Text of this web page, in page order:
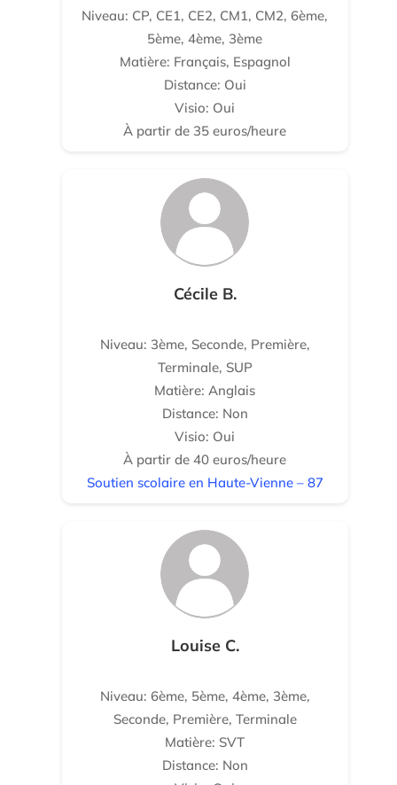
Niveau: CP, CE1, CE2, CM1, CM2, 6ème,
5ème, 4ème, 3ème
Matière: Français, Espagnol
Distance: Oui
Visio: Oui
À partir de 35 euros/heure
Cécile B.
Niveau: 3ème, Seconde, Première,
Terminale, SUP
Matière: Anglais
Distance: Non
Visio: Oui
À partir de 40 euros/heure
Soutien scolaire en Haute-Vienne – 87
Louise C.
Niveau: 6ème, 5ème, 4ème, 3ème,
Seconde, Première, Terminale
Matière: SVT
Distance: Non